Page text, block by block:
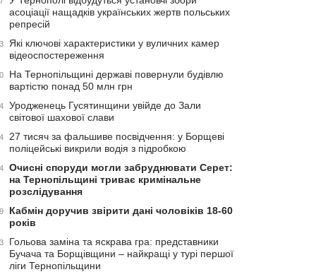
асоціації нащадків українських жертв польських
репресій
Які ключові характеристики у вуличних камер
відеоспостереження
На Тернопільщині державі повернули будівлю
вартістю понад 50 млн грн
Уродженець Гусятинщини увійде до Зали
світової шахової слави
27 тисяч за фальшиве посвідчення: у Борщеві
поліцейські викрили водія з підробкою
Очисні споруди могли забруднювати Серет:
на Тернопільщині триває кримінальне
розслідування
Кабмін доручив звірити дані чоловіків 18-60
років
Гольова заміна та яскрава гра: представники
Бучача та Борщівщини – найкращі у турі першої
ліги Тернопільщини